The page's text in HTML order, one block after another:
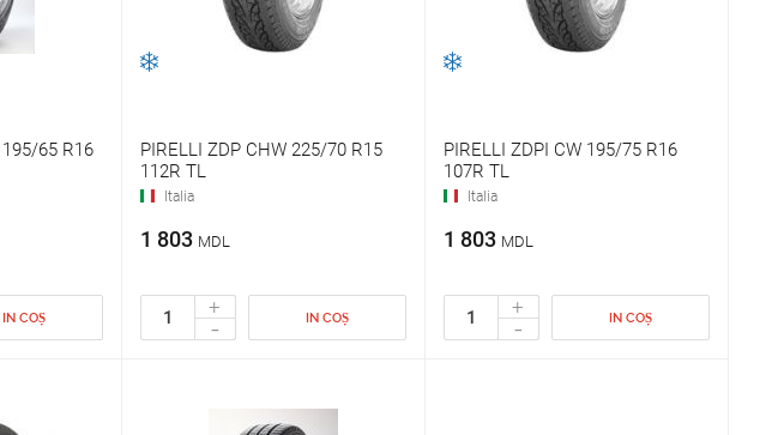
195/65 R16
IN COȘ
PIRELLI ZDP CHW 225/70 R15
112R TL
Italia
1 803 MDL
+
- IN COȘ
PIRELLI ZDPI CW 195/75 R16
107R TL
Italia
1 803 MDL
+
- IN COȘ